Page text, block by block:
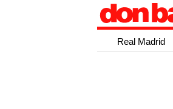
Real Madrid